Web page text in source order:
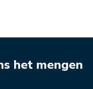
het mengen